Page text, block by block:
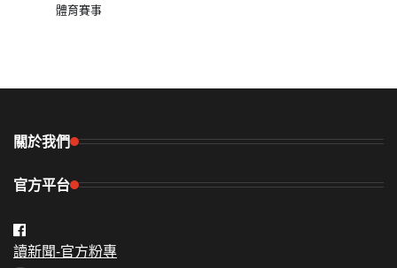
體育賽事
關於我們
官方平台
讀新聞-官方粉專